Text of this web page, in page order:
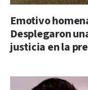
Emotivo
Desplegaron
justicia en la